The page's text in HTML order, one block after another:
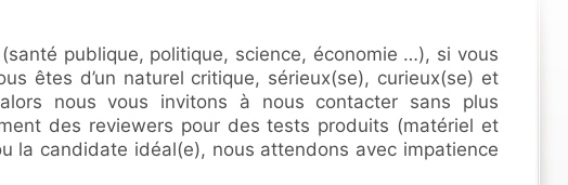
publique, politique, science, économie …), si vous
êtes d’un naturel critique, sérieux(se), curieux(se) et
nous vous invitons à nous contacter sans plus
des reviewers pour des tests produits (matériel et
la candidate idéal(e), nous attendons avec impatience